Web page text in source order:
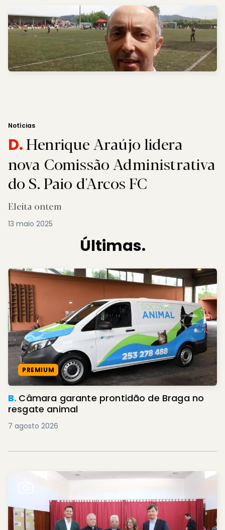
Notícias
D.Henrique Araújo lidera
nova Comissão Administrativa
do S. Paio d'Arcos FC
Eleita ontem
13 maio 2025
Últimas.
PREMIUM
B. Câmara garante prontidão de Braga no
resgate animal
7 agosto 2026